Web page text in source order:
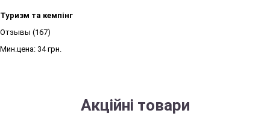
Туризм та кемпінг
Отзывы (167)
Мин.цена: 34 грн.
Акційні товари